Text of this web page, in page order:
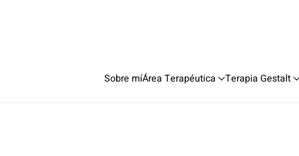
Sobre míÁrea Terapéutica Terapia Gestalt